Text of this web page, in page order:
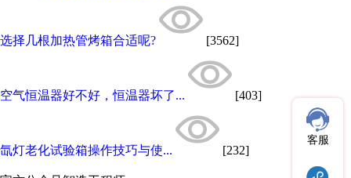
选择几根加热管烤箱合适呢? [3562]
空气恒温器好不好，恒温器坏了... [403]
氙灯老化试验箱操作技巧与使... [232]
客服